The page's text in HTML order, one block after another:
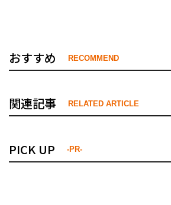
おすすめ RECOMMEND
関連記事 RELATED ARTICLE
PICK UP -PR-